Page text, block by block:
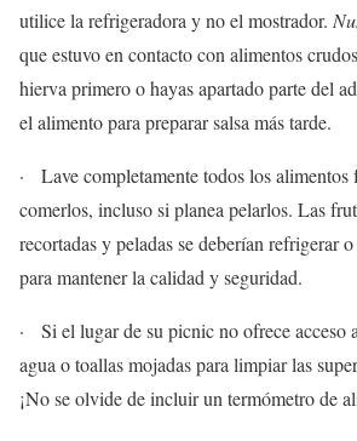
utilice la refrigeradora y no el mostrador.
que estuvo en contacto con alimentos
hierva primero o hayas apartado parte del
el alimento para preparar salsa más tarde.
· Lave completamente todos los alimentos
comerlos, incluso si planea pelarlos. Las
recortadas y peladas se deberían refrigerar
para mantener la calidad y seguridad.
· Si el lugar de su picnic no ofrece acceso
agua o toallas mojadas para limpiar las
¡No se olvide de incluir un termómetro de